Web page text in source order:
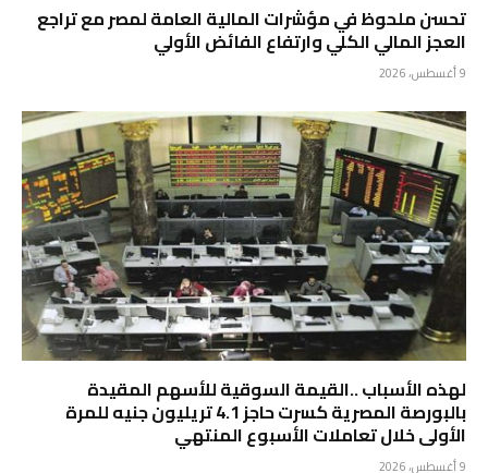
تحسن ملحوظ في مؤشرات المالية العامة لمصر مع تراجع
العجز المالي الكلي وارتفاع الفائض الأولي
9 أغسطس، 2026
لهذه الأسباب ..القيمة السوقية للأسهم المقيدة
بالبورصة المصرية كسرت حاجز 4.1 تريليون جنيه للمرة
الأولى خلال تعاملات الأسبوع المنتهي
9 أغسطس، 2026